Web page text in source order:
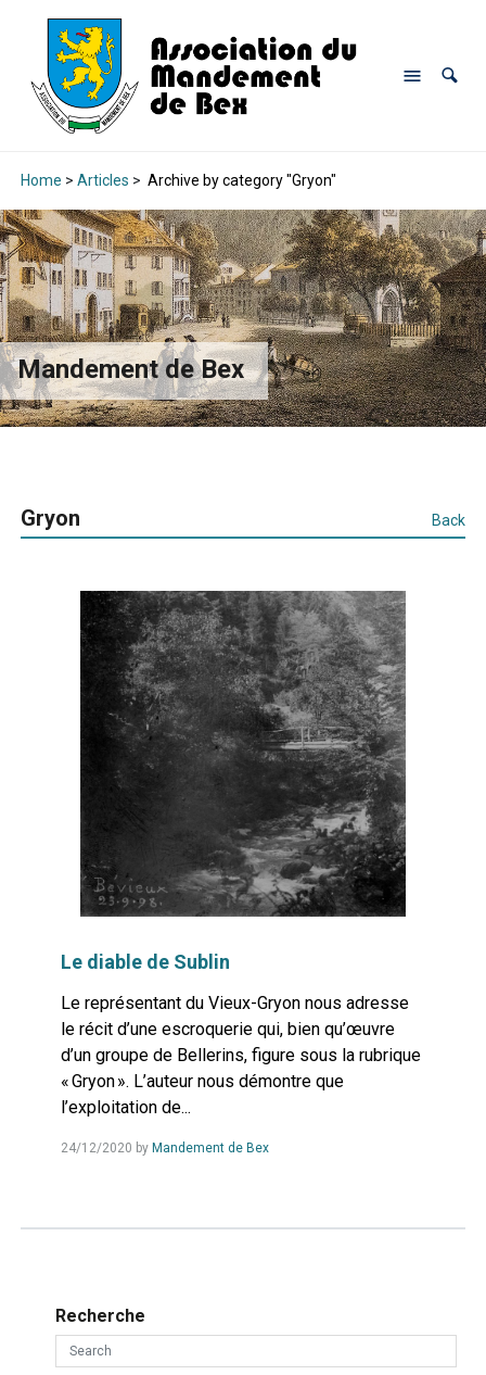
Home > Articles > Archive by category "Gryon"
Mandement de Bex
Gryon Back
Le diable de Sublin
Le représentant du Vieux-Gryon nous adresse
le récit d’une escroquerie qui, bien qu’œuvre
d’un groupe de Bellerins, figure sous la rubrique
« Gryon ». L’auteur nous démontre que
l’exploitation de...
24/12/2020 by Mandement de BexRead
Recherche